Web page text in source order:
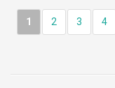
1 2 3 4